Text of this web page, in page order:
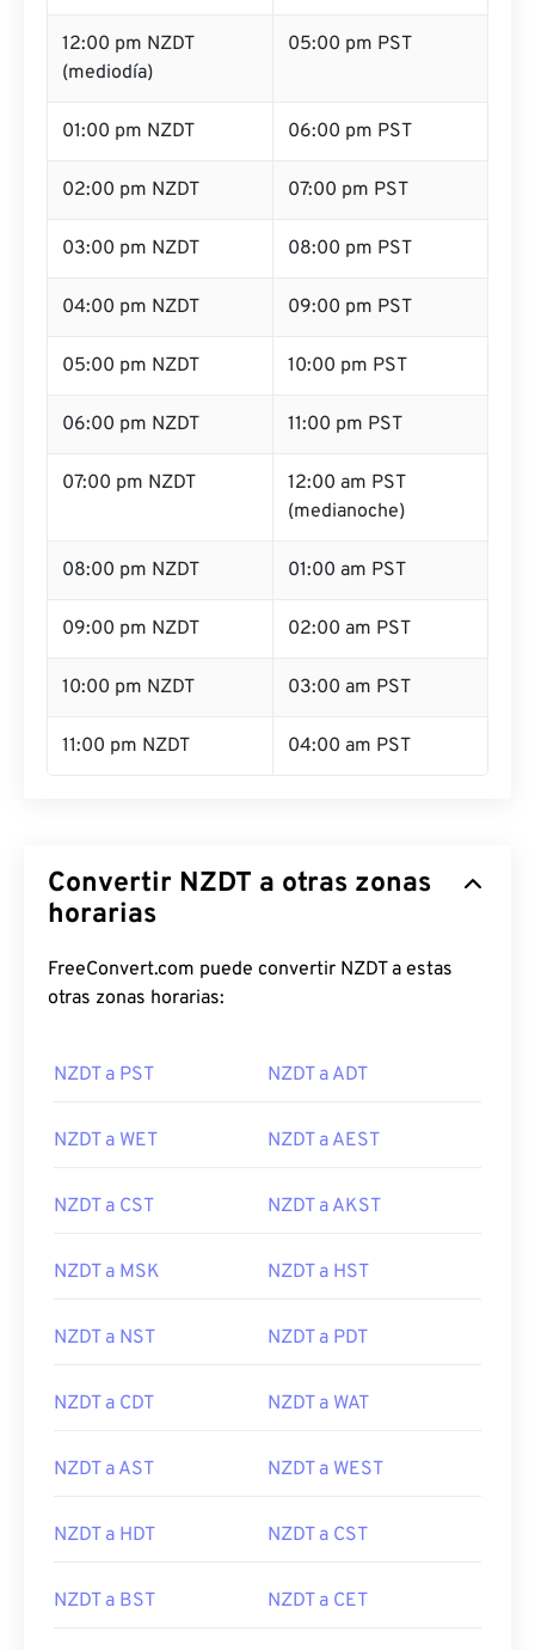
12:00 pm NZDT
(mediodía)
05:00 pm PST
01:00 pm NZDT 06:00 pm PST
02:00 pm NZDT 07:00 pm PST
03:00 pm NZDT 08:00 pm PST
04:00 pm NZDT 09:00 pm PST
05:00 pm NZDT 10:00 pm PST
06:00 pm NZDT 11:00 pm PST
07:00 pm NZDT
12:00 am PST
(medianoche)
08:00 pm NZDT 01:00 am PST
09:00 pm NZDT 02:00 am PST
10:00 pm NZDT 03:00 am PST
11:00 pm NZDT 04:00 am PST
Convertir NZDT a otras zonas
horarias
FreeConvert.com puede convertir NZDT a estas
otras zonas horarias:
NZDT a PST NZDT a ADT
NZDT a WET NZDT a AEST
NZDT a CST NZDT a AKST
NZDT a MSK NZDT a HST
NZDT a NST NZDT a PDT
NZDT a CDT NZDT a WAT
NZDT a AST NZDT a WEST
NZDT a HDT NZDT a CST
NZDT a BST NZDT a CET